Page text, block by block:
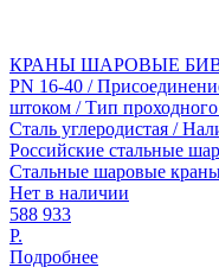
КРАНЫ ШАРОВЫЕ
PN 16-40 /
штоком / Тип
Сталь углеродистая /
Российские стальные
Стальные шаровые
Нет в наличии
588 933
Р.
Подробнее